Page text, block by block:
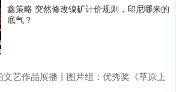
鑫策略 突然修改镍矿计价规则，印尼哪来的
底气？
艺作品展播丨图片组：优秀奖《草原上